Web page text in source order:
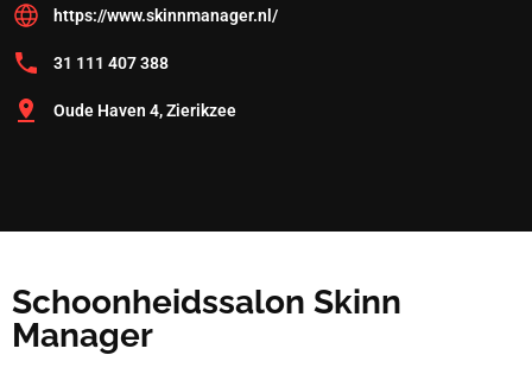
https://www.skinnmanager.nl/
31 111 407 388
Oude Haven 4, Zierikzee
Schoonheidssalon Skinn
Manager